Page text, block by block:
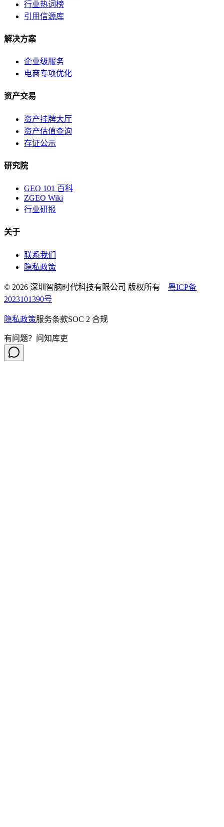
行业热词榜
引用信源库
解决方案
企业级服务
电商专项优化
资产交易
资产挂牌大厅
资产估值查询
存证公示
研究院
GEO 101 百科
ZGEO Wiki
行业研报
关于
联系我们
隐私政策
© 2026 深圳智脑时代科技有限公司 版权所有 粤ICP备
2023101390号
隐私政策服务条款SOC 2 合规
有问题？问知库吏